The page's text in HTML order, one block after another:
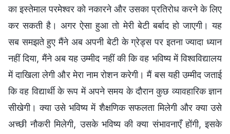
का इस्तेमाल परमेश्वर को नकारने और उसका प्रतिरोध करने के लिए
कर सकती है। अगर ऐसा हुआ तो मेरी बेटी बर्बाद हो जाएगी। यह
सब समझते हुए मैंने अब अपनी बेटी के ग्रेड्स पर इतना ज्यादा ध्यान
नहीं दिया, मैंने अब यह उम्मीद नहीं की कि वह भविष्य में विश्वविद्यालय
में दाखिला लेगी और मेरा नाम रोशन करेगी। मैं बस यही उम्मीद जताई
कि वह विद्यार्थी के रूप में अपने समय के दौरान कुछ व्यावहारिक ज्ञान
सीखेगी। क्या उसे भविष्य में शैक्षणिक सफलता मिलेगी और क्या उसे
अच्छी नौकरी मिलेगी, उसके भविष्य की क्या संभावनाएँ होंगी, इसके